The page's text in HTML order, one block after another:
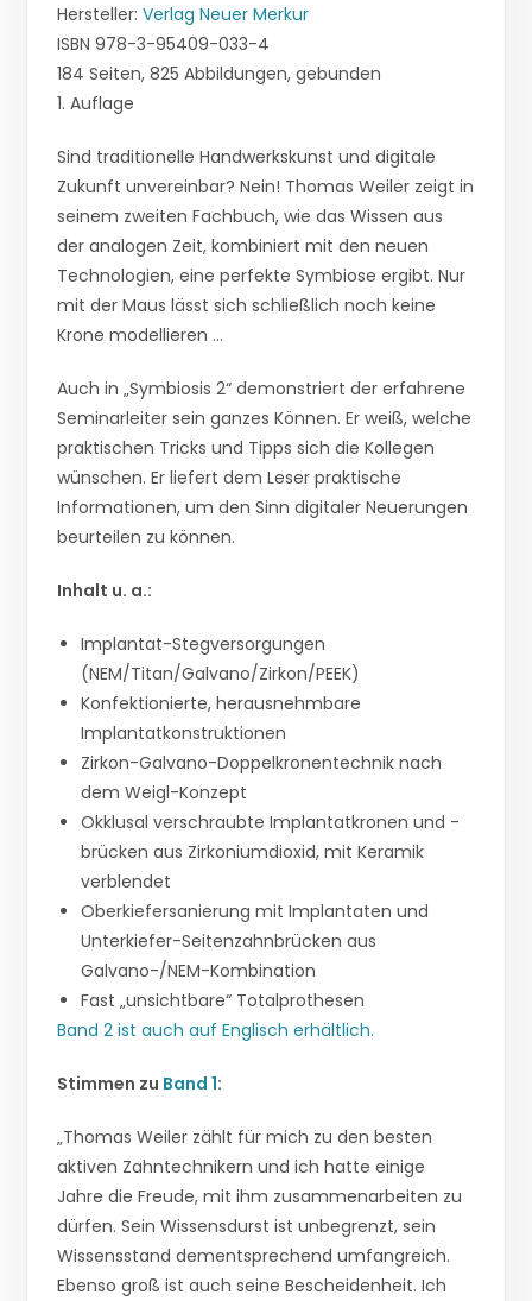
Hersteller:Verlag Neuer Merkur
ISBN 978-3-95409-033-4
184 Seiten, 825 Abbildungen, gebunden
1. Auflage
Sind traditionelle Handwerkskunst und digitale
Zukunft unvereinbar? Nein! Thomas Weiler zeigt in
seinem zweiten Fachbuch, wie das Wissen aus
der analogen Zeit, kombiniert mit den neuen
Technologien, eine perfekte Symbiose ergibt. Nur
mit der Maus lässt sich schließlich noch keine
Krone modellieren …
Auch in „Symbiosis 2“ demonstriert der erfahrene
Seminarleiter sein ganzes Können. Er weiß, welche
praktischen Tricks und Tipps sich die Kollegen
wünschen. Er liefert dem Leser praktische
Informationen, um den Sinn digitaler Neuerungen
beurteilen zu können.
Inhalt u. a.:
Implantat-Stegversorgungen
(NEM/Titan/Galvano/Zirkon/PEEK)
Konfektionierte, herausnehmbare
Implantatkonstruktionen
Zirkon-Galvano-Doppelkronentechnik nach
dem Weigl-Konzept
Okklusal verschraubte Implantatkronen und -
brücken aus Zirkoniumdioxid, mit Keramik
verblendet
Oberkiefersanierung mit Implantaten und
Unterkiefer-Seitenzahnbrücken aus
Galvano-/NEM-Kombination
Fast „unsichtbare“ Totalprothesen
Band 2 ist auch auf Englisch erhältlich.
Stimmen zu Band 1:
„Thomas Weiler zählt für mich zu den besten
aktiven Zahntechnikern und ich hatte einige
Jahre die Freude, mit ihm zusammenarbeiten zu
dürfen. Sein Wissensdurst ist unbegrenzt, sein
Wissensstand dementsprechend umfangreich.
Ebenso groß ist auch seine Bescheidenheit. Ich